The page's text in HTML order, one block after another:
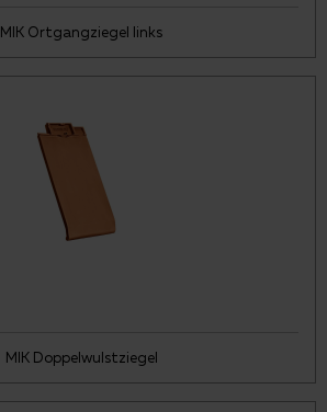
MIK Ortgangziegel links
MIK Doppelwulstziegel